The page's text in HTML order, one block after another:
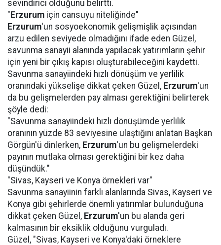
sevindirici olduğunu belirtti.
"Erzurum için cansuyu niteliğinde"
Erzurum'un sosyoekonomik gelişmişlik açısından
arzu edilen seviyede olmadığını ifade eden Güzel,
savunma sanayii alanında yapılacak yatırımların şehir
için yeni bir çıkış kapısı oluşturabileceğini kaydetti.
Savunma sanayiindeki hızlı dönüşüm ve yerlilik
oranındaki yükselişe dikkat çeken Güzel, Erzurum'un
da bu gelişmelerden pay alması gerektiğini belirterek
şöyle dedi:
"Savunma sanayiindeki hızlı dönüşümde yerlilik
oranının yüzde 83 seviyesine ulaştığını anlatan Başkan
Görgün'ü dinlerken, Erzurum'un bu gelişmelerdeki
payının mutlaka olması gerektiğini bir kez daha
düşündük."
"Sivas, Kayseri ve Konya örnekleri var"
Savunma sanayiinin farklı alanlarında Sivas, Kayseri ve
Konya gibi şehirlerde önemli yatırımlar bulunduğuna
dikkat çeken Güzel, Erzurum'un bu alanda geri
kalmasının bir eksiklik olduğunu vurguladı.
Güzel, "Sivas, Kayseri ve Konya'daki örneklere